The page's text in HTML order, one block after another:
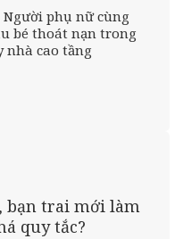
Người phụ nữ cùng
bé thoát nạn trong
nhà cao tầng
bạn trai mới làm
quy tắc?